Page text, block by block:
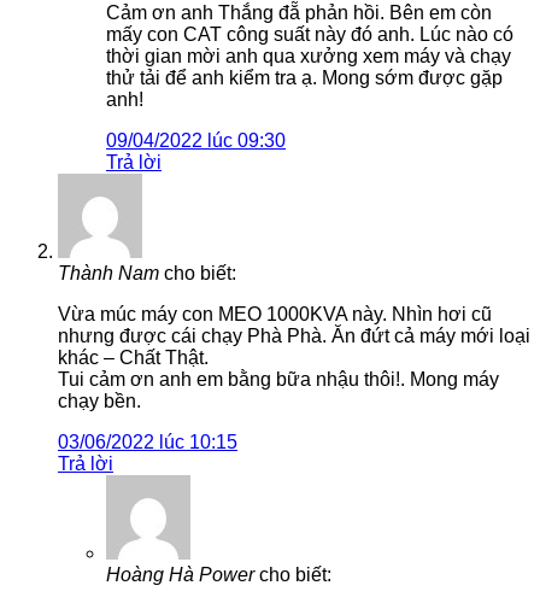
Cảm ơn anh Thắng đẵ phản hồi. Bên em còn
mấy con CAT công suất này đó anh. Lúc nào có
thời gian mời anh qua xưởng xem máy và chạy
thử tải để anh kiểm tra ạ. Mong sớm được gặp
anh!
09/04/2022 lúc 09:30
Trả lời
Thành Nam cho biết:
Vừa múc máy con MEO 1000KVA này. Nhìn hơi cũ
nhưng được cái chạy Phà Phà. Ăn đứt cả máy mới loại
khác – Chất Thật.
Tui cảm ơn anh em bằng bữa nhậu thôi!. Mong máy
chạy bền.
03/06/2022 lúc 10:15
Trả lời
Hoàng Hà Power cho biết: